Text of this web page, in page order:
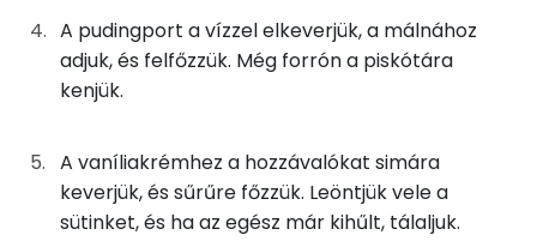
vaníliás pudingpor
10 kcal
2g víz
0 kcal
A vaníliakrémhez
TOP vitaminok
Kolin:
C vitamin:
E vitamin:
A pudingport a vízzel elkeverjük, a málnához
adjuk, és felfőzzük. Még forrón a piskótára
kenjük.
A vaníliakrémhez a hozzávalókat simára
keverjük, és sűrűre főzzük. Leöntjük vele a
sütinket, és ha az egész már kihűlt, tálaljuk.